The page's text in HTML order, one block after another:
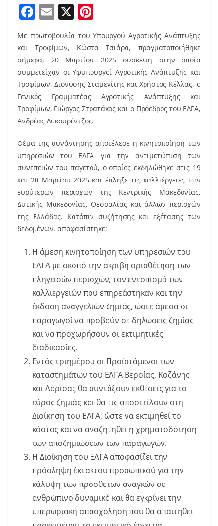
F
c
e
b
o
o
k
E
m
ai
l
X
er
e
st
Με πρωτοβουλία του Υπουργού Αγροτικής Ανάπτυξης
και Τροφίμων, Κώστα Τσιάρα, πραγματοποιήθηκε
σήμερα, 20 Μαρτίου 2025 σύσκεψη στην οποία
συμμετείχαν οι Υφυπουργοί Αγροτικής Ανάπτυξης και
Τροφίμων, Διονύσης Σταμενίτης και Χρήστος Κέλλας, ο
Γενικός Γραμματέας Αγροτικής Ανάπτυξης και
Τροφίμων, Γιώργος Στρατάκος και ο Πρόεδρος του ΕΛΓΑ,
Ανδρέας Λυκουρέντζος.
Θέμα της συνάντησης αποτέλεσε η κινητοποίηση των
υπηρεσιών του ΕΛΓΑ για την αντιμετώπιση των
συνεπειών του παγετού, ο οποίος εκδηλώθηκε στις 19
και 20 Μαρτίου 2025 και έπληξε τις καλλιέργειες των
ευρύτερων περιοχών της Κεντρικής Μακεδονίας,
Δυτικής Μακεδονίας, Θεσσαλίας και άλλων περιοχών
της Ελλάδας. Κατόπιν συζήτησης και εξέτασης των
δεδομένων, αποφασίστηκε:
Η άμεση κινητοποίηση των υπηρεσιών του
ΕΛΓΑ με σκοπό την ακριβή οριοθέτηση των
πληγεισών περιοχών, τον εντοπισμό των
καλλιεργειών που επηρεάστηκαν και την
έκδοση αναγγελιών ζημιάς, ώστε άμεσα οι
παραγωγοί να προβούν σε δηλώσεις ζημίας
και να προχωρήσουν οι εκτιμητικές
διαδικασίες.
Εντός τριημέρου οι Προϊστάμενοι των
καταστημάτων του ΕΛΓΑ Βεροίας, Κοζάνης
και Λάρισας θα συντάξουν εκθέσεις για το
εύρος ζημιάς και θα τις αποστείλουν στη
Διοίκηση του ΕΛΓΑ, ώστε να εκτιμηθεί το
κόστος και να αναζητηθεί η χρηματοδότηση
των αποζημιώσεων των παραγωγών.
Η Διοίκηση του ΕΛΓΑ αποφασίζει την
πρόσληψη έκτακτου προσωπικού για την
κάλυψη των πρόσθετων αναγκών σε
ανθρώπινο δυναμικό και θα εγκρίνει την
υπερωριακή απασχόληση που θα απαιτηθεί